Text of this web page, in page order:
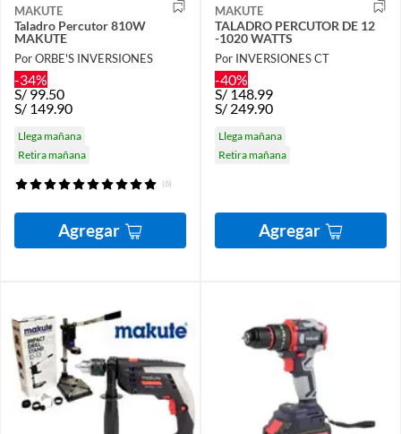
MAKUTE
Taladro Percutor 810W
MAKUTE
Por ORBE'S INVERSIONES
-34%
S/99.50
S/ 149.90
Llega mañana
Retira mañana
(6)
Agregar
MAKUTE
TALADRO PERCUTOR DE 12
-1020 WATTS
Por INVERSIONES CT
-40%
S/148.99
S/ 249.90
Llega mañana
Retira mañana
Agregar